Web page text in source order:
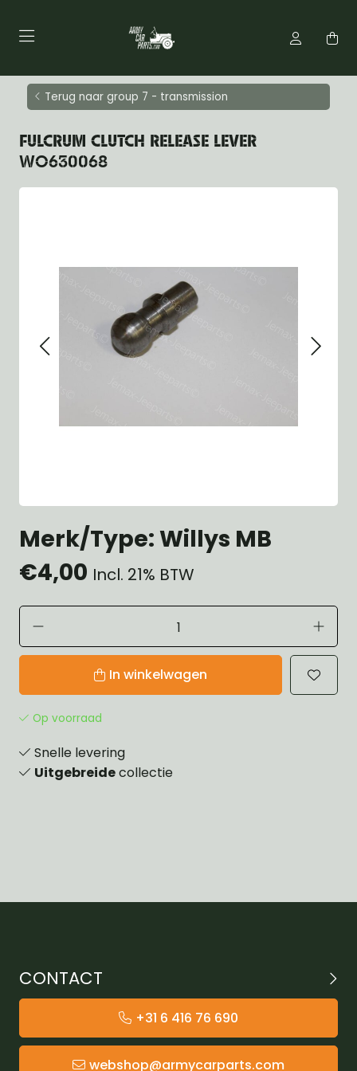
Terug naar group 7 - transmission
FULCRUM CLUTCH RELEASE LEVER
WO630068
Merk/Type: Willys MB
€4,00 Incl. 21% BTW
In winkelwagen
Op voorraad
Snelle levering
Uitgebreidecollectie
CONTACT
+31 6 416 76 690
webshop@armycarparts.com